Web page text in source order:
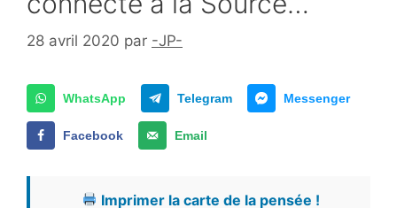
28 avril 2020 par -JP-
WhatsApp Telegram Messenger
Facebook Email
Imprimer la carte de la pensée !